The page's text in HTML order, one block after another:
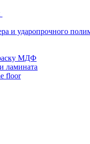
и ударопрочного
МДФ
ламината
floor